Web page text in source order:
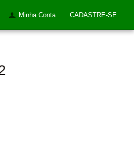
Minha Conta CADASTRE-SE